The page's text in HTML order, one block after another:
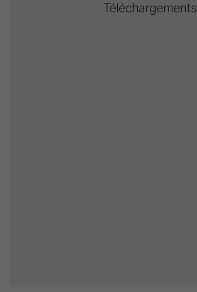
Téléchargements